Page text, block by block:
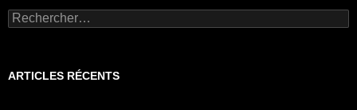
Rechercher :
ARTICLES RÉCENTS